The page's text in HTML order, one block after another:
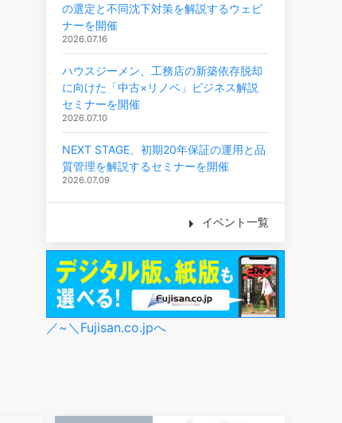
の選定と不同沈下対策を解説するウェビ
ナーを開催
2026.07.16
ハウスジーメン、工務店の新築依存脱却
に向けた「中古×リノベ」ビジネス解説
セミナーを開催
2026.07.10
NEXT STAGE、初期20年保証の運用と品
質管理を解説するセミナーを開催
2026.07.09
イベント一覧
／~＼Fujisan.co.jpへ